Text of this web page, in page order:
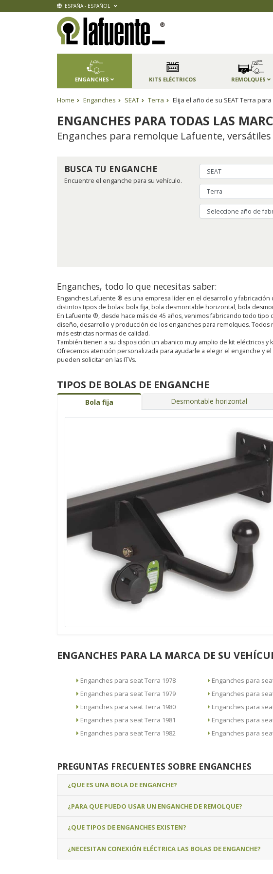
ESPAÑA - ESPAÑOL
ENGANCHES KITS ELÉCTRICOS REMOLQUES
Home Enganches SEAT Terra Elija el año de su SEAT Terra
ENGANCHES PARA TODAS LAS
Enganches para remolque Lafuente,
BUSCA TU ENGANCHE
Encuentre el enganche para su vehículo.
Enganches, todo lo que necesitas saber:
Enganches Lafuente ® es una empresa líder en el desarrollo y
distintos tipos de bolas: bola fija, bola desmontable horizontal, bola
En Lafuente ®, desde hace más de 45 años, venimos fabricando todo
diseño, desarrollo y producción de los enganches para remolques. Todos
más estrictas normas de calidad.
También tienen a su disposición un abanico muy amplio de kit eléctricos
Ofrecemos atención personalizada para ayudarle a elegir el enganche y
pueden solicitar en las ITVs.
TIPOS DE BOLAS DE ENGANCHE
Bola fija Desmontable horizontal
ENGANCHES PARA LA MARCA DE SU
Enganches para seat Terra 1978
Enganches para seat Terra 1979
Enganches para seat Terra 1980
Enganches para seat Terra 1981
Enganches para seat Terra 1982
PREGUNTAS FRECUENTES SOBRE ENGANCHES
¿QUE ES UNA BOLA DE ENGANCHE?
¿PARA QUE PUEDO USAR UN ENGANCHE DE REMOLQUE?
¿QUE TIPOS DE ENGANCHES EXISTEN?
¿NECESITAN CONEXIÓN ELÉCTRICA LAS BOLAS DE ENGANCHE?